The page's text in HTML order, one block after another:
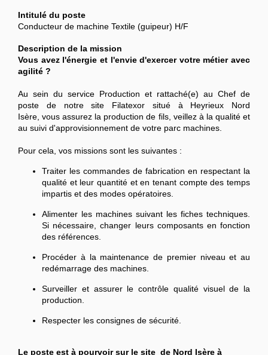
Intitulé du poste
Conducteur de machine Textile (guipeur) H/F
Description de la mission
Vous avez l'énergie et l'envie d'exercer votre métier avec
agilité ?
Au sein du service Production et rattaché(e) au Chef de
poste de notre site Filatexor situé à Heyrieux Nord
Isère, vous assurez la production de fils, veillez à la qualité et
au suivi d'approvisionnement de votre parc machines.
Pour cela, vos missions sont les suivantes :
Traiter les commandes de fabrication en respectant la
qualité et leur quantité et en tenant compte des temps
impartis et des modes opératoires.
Alimenter les machines suivant les fiches techniques.
Si nécessaire, changer leurs composants en fonction
des références.
Procéder à la maintenance de premier niveau et au
redémarrage des machines.
Surveiller et assurer le contrôle qualité visuel de la
production.
Respecter les consignes de sécurité.
Le poste est à pourvoir sur le site de Nord Isère à